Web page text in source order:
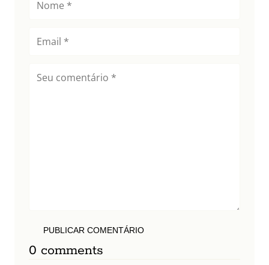
PUBLICAR COMENTÁRIO
0 comments